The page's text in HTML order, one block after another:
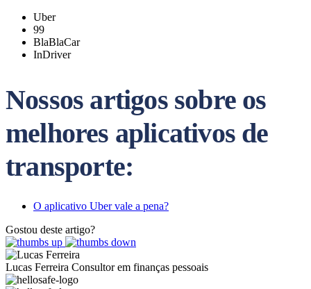
Uber
99
BlaBlaCar
InDriver
Nossos artigos sobre os
melhores aplicativos de
transporte:
O aplicativo Uber vale a pena?
Gostou deste artigo?
Lucas Ferreira Consultor em finanças pessoais